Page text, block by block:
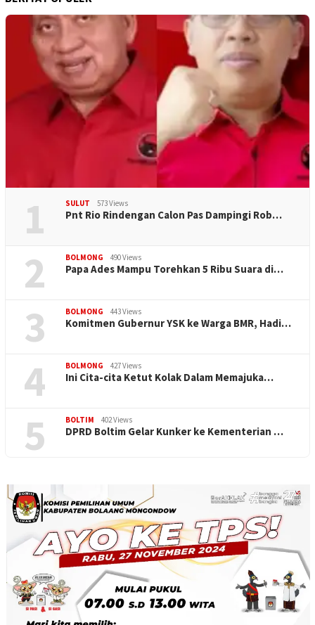
1 SULUT 573 Views
Pnt Rio Rindengan Calon Pas Dampingi Rob…
2 BOLMONG 490 Views
Papa Ades Mampu Torehkan 5 Ribu Suara di…
3 BOLMONG 443 Views
Komitmen Gubernur YSK ke Warga BMR, Hadi…
4 BOLMONG 427 Views
Ini Cita-cita Ketut Kolak Dalam Memajuka…
5 BOLTIM 402 Views
DPRD Boltim Gelar Kunker ke Kementerian …